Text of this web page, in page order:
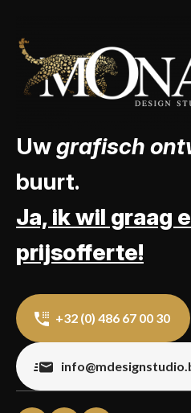
Uwgrafisch
buurt.
Ja, ik wil graag
prijsofferte!
+32 (0) 486 67 00 30